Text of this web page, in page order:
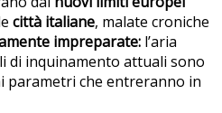
città italiane, malate croniche
impreparate: l’aria
di inquinamento attuali sono
parametri che entreranno in